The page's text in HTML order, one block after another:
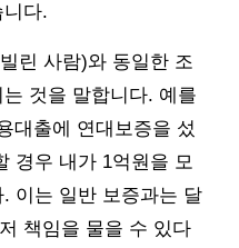
다.
린 사람)와 동일한 조
것을 말합니다. 예를
대출에 연대보증을 섰
경우 내가 1억원을 모
이는 일반 보증과는 달
책임을 물을 수 있다